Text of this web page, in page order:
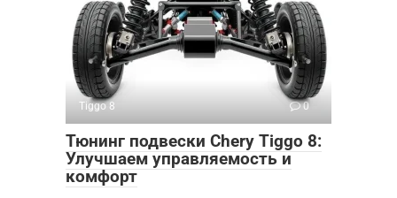
Tiggo 8 0
Тюнинг подвески Chery Tiggo 8:
Улучшаем управляемость и
комфорт